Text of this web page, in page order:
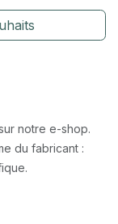
notre e-shop.
du fabricant :